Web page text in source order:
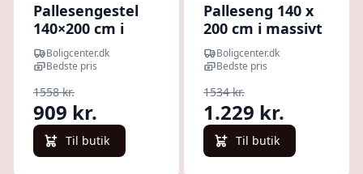
Pallesengestel
140×200 cm i
massivt fyrretræ
- natur
Boligcenter.dk
Bedste pris
1558 kr.
909 kr.
Til butik
Palleseng 140 x
200 cm i massivt
fyrretræ - lav
sengeramme
Boligcenter.dk
Bedste pris
1534 kr.
1.229 kr.
Til butik